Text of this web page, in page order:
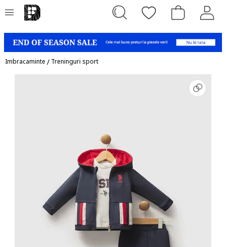
Imbracaminte / Treninguri sport